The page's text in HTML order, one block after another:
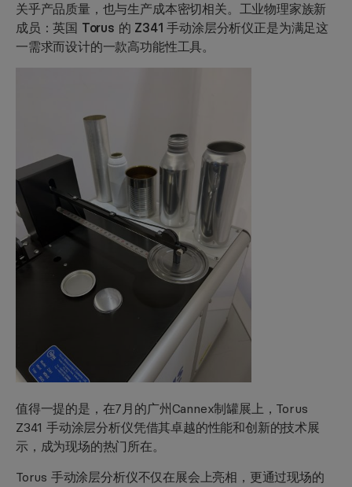
关乎产品质量，也与生产成本密切相关。工业物理家族新
成员：英国 Torus 的 Z341 手动涂层分析仪正是为满足这
一需求而设计的一款高功能性工具。
值得一提的是，在7月的广州Cannex制罐展上，Torus
Z341 手动涂层分析仪凭借其卓越的性能和创新的技术展
示，成为现场的热门所在。
Torus 手动涂层分析仪不仅在展会上亮相，更通过现场的